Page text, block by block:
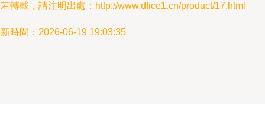
轉載，請注明出處：http://www.dfice1.cn/product/17.html
時間：2026-06-19 19:03:35